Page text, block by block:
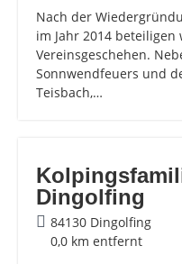
Nach der
im Jahr 2014
Vereinsgeschehen.
Sonnwendfeuers und
Teisbach,…
Dingolfing
84130 Dingolfing
0,0 km entfernt